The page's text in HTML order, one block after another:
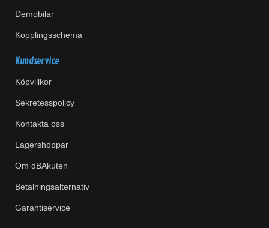
Demobilar
Kopplingsschema
Kundservice
Köpvillkor
Sekretesspolicy
Kontakta oss
Lagershoppar
Om dBAkuten
Betalningsalternativ
Garantiservice